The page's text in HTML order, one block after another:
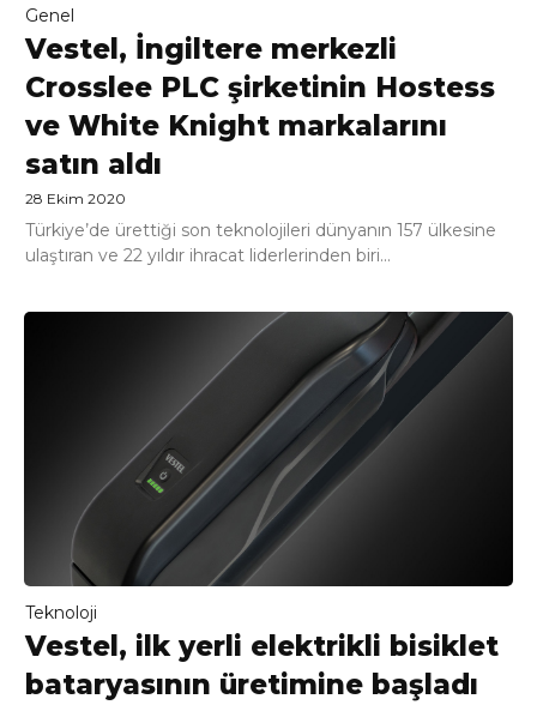
Genel
Vestel, İngiltere merkezli
Crosslee PLC şirketinin Hostess
ve White Knight markalarını
satın aldı
28 Ekim 2020
Türkiye’de ürettiği son teknolojileri dünyanın 157 ülkesine
ulaştıran ve 22 yıldır ihracat liderlerinden biri...
Teknoloji
Vestel, ilk yerli elektrikli bisiklet
bataryasının üretimine başladı